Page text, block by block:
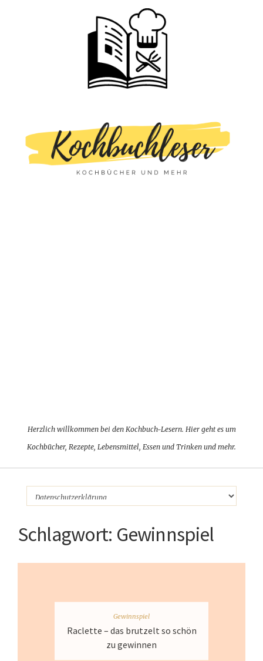
Herzlich willkommen bei den Kochbuch-Lesern. Hier geht es um
Kochbücher, Rezepte, Lebensmittel, Essen und Trinken und mehr.
Schlagwort: Gewinnspiel
Gewinnspiel
Raclette – das brutzelt so schön
zu gewinnen